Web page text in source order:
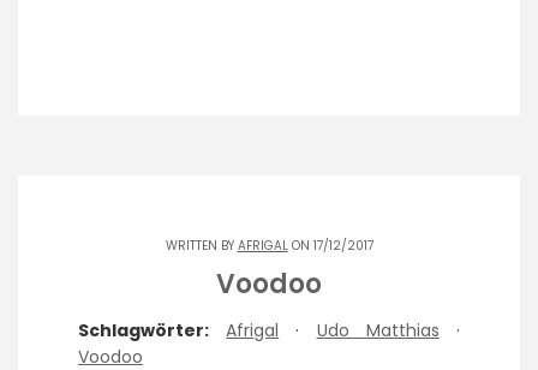
WRITTEN BY AFRIGALON 17/12/2017
Voodoo
Schlagwörter: Afrigal · Udo Matthias ·
Voodoo